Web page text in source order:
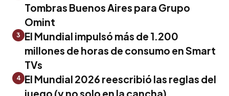
Tombras Buenos Aires para Grupo
Omint
3
El Mundial impulsó más de 1.200
millones de horas de consumo en Smart
TVs
4 El Mundial 2026 reescribió las reglas del
juego (y no solo en la cancha)